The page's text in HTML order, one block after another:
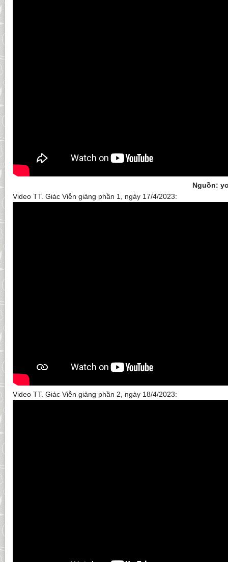
Nguồn:
Video TT. Giác Viễn giảng phần 1, ngày 17/4/2023:
Video TT. Giác Viễn giảng phần 2, ngày 18/4/2023: